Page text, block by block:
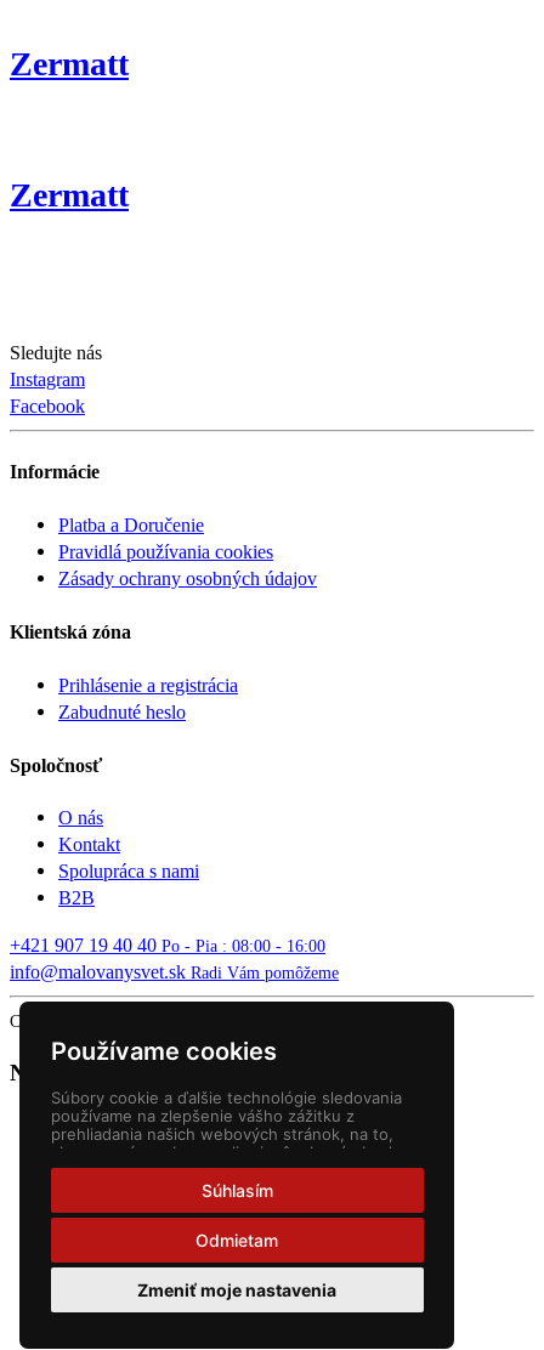
Používame cookies
Súbory cookie a ďalšie technológie sledovania
používame na zlepšenie vášho zážitku z
prehliadania našich webových stránok, na to,
aby sme vám zobrazovali prispôsobený obsah a
cielené reklamy, na analýzu návštevnosti našich
webových stránok a na pochopenie toho, odkiaľ
naši návštevníci prichádzajú.
Súhlasím
Odmietam
Zmeniť moje nastavenia
Zermatt
Zermatt
Sledujte nás
Instagram
Facebook
Informácie
Platba a Doručenie
Pravidlá používania cookies
Zásady ochrany osobných údajov
Klientská zóna
Prihlásenie a registrácia
Zabudnuté heslo
Spoločnosť
O nás
Kontakt
Spolupráca s nami
B2B
+421 907 19 40 40 Po - Pia : 08:00 - 16:00
info@malovanysvet.sk Radi Vám pomôžeme
Copyright © 2026 MALOVANÝ SVET. All rights reserved.
Nákupný košík